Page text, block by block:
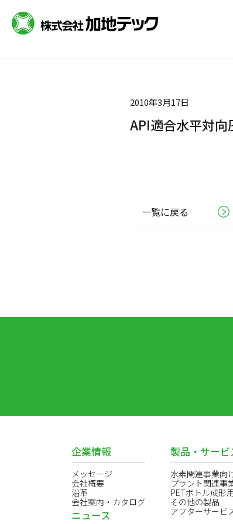
2010年3月17日
API適合水平対向
一覧に戻る
企業情報
メッセージ
会社概要
沿革
会社案内・カタログ
製品・サービ
水素関連事業向
プラント関連事
PETボトル成形
その他の製品
アフターサービ
ニュース